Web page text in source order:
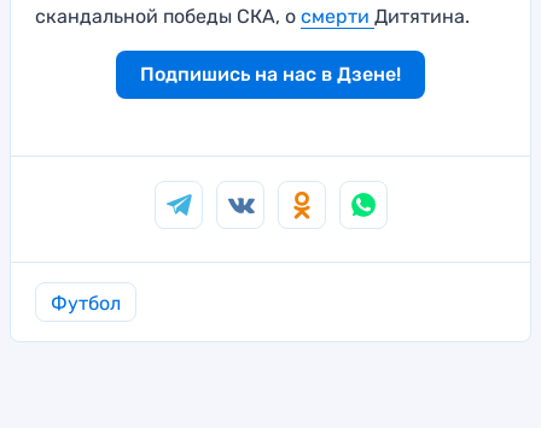
скандальной победы СКА, о смерти Дитятина.
Подпишись на нас в Дзене!
Футбол